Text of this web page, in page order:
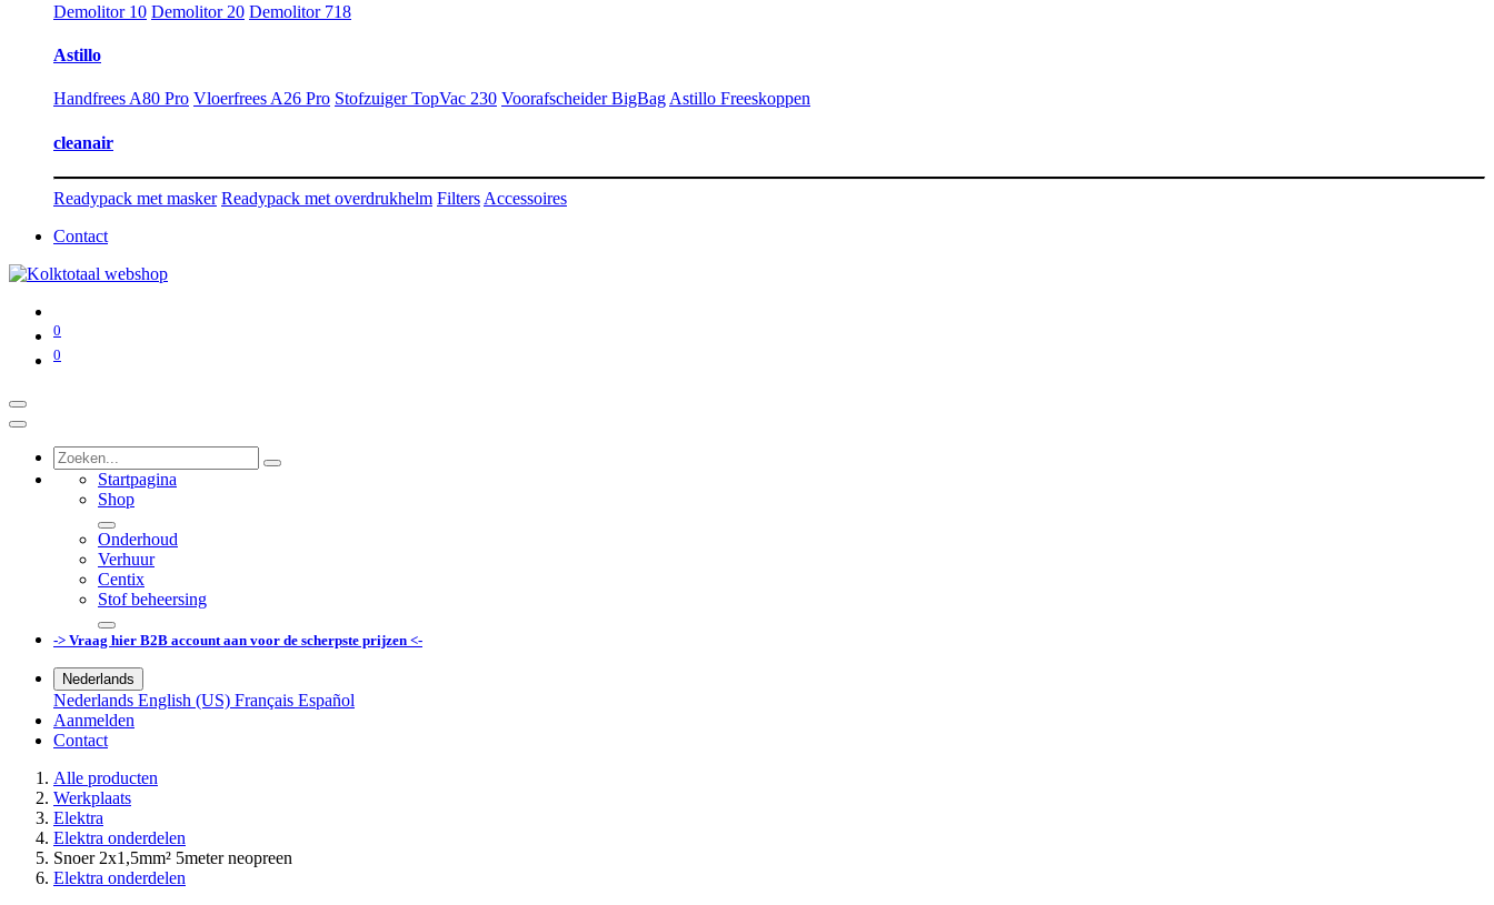
Demolitor 10 Demolitor 20 Demolitor 718
Astillo
Handfrees A80 Pro Vloerfrees A26 Pro Stofzuiger TopVac 230 Voorafscheider BigBag Astillo Freeskoppen
cleanair
Readypack met masker Readypack met overdrukhelm Filters Accessoires
Contact
0
0
Startpagina
Shop
Onderhoud
Verhuur
Centix
Stof beheersing
-> Vraag hier B2B account aan voor de scherpste prijzen <-
Nederlands
Nederlands English (US) Français Español
Aanmelden
Contact
Alle producten
Werkplaats
Elektra
Elektra onderdelen
Snoer 2x1,5mm² 5meter neopreen
Elektra onderdelen